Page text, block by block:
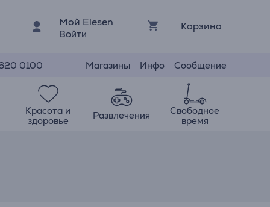
Мой Elesen
Войти
Корзина
0100 Магазины Инфо Сообщение
Красота и
здоровье
Развлечения
Свободное
время